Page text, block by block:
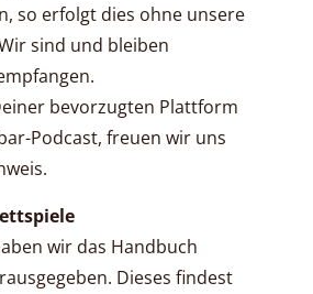
so erfolgt dies ohne unsere
sind und bleiben
bevorzugten Plattform
Podcast, freuen wir uns
wir das Handbuch
Dieses findest